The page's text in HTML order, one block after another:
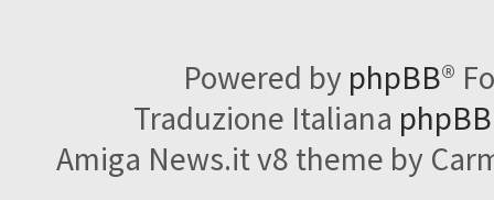
Powered by phpBB®
Traduzione Italiana
Amiga News.it v8 theme by